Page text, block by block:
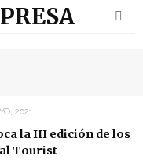
2021
la III edición de los
Tourist